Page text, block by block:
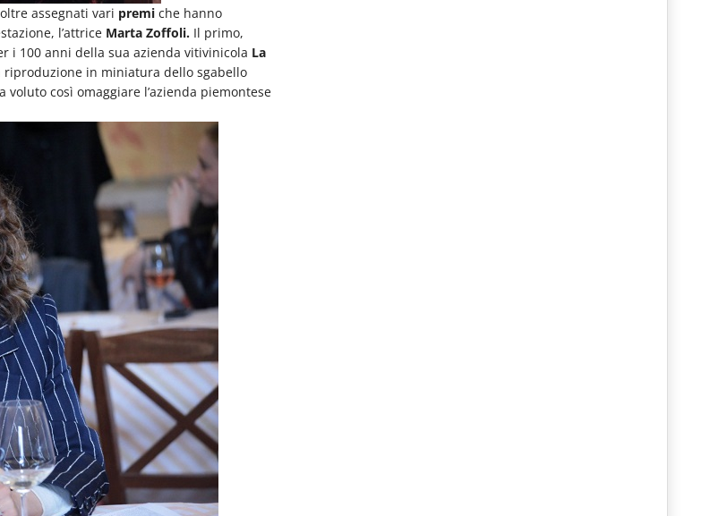
assegnati vari premi che hanno
l’attrice Marta Zoffoli. Il primo,
i 100 anni della sua azienda vitivinicola La
riproduzione in miniatura dello sgabello
così omaggiare l’azienda piemontese